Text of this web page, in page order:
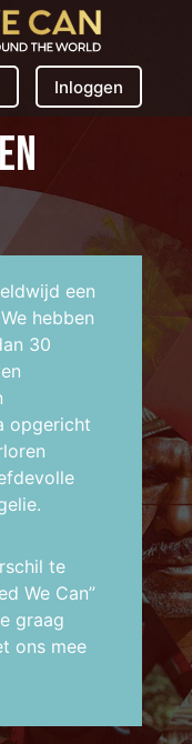
Inloggen
een
hebben
30
opgericht
.
te
We Can”
graag
ons mee